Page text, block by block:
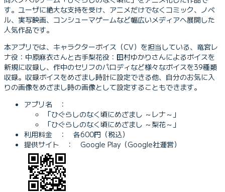
す。ユーザに絶大な支持を受け、アニメだけでなくコミック、ノベ
ル、実写映画、コンシューマゲームなど幅広いメディアへ展開した
人気作品です。
本アプリでは、キャラクターボイス（CV）を担当している、竜宮レ
ナ役：中原麻衣さんと古手梨花役：田村ゆかりさんによるボイスを
新規に収録し、作中のセリフのパロディなど様々なボイスを39種類
収録。収録ボイスをめざまし時計に設定できる他、自分のお気に入
りの画像をめざまし時の画像として設定することもできます。
アプリ名 ：
「ひぐらしのなく頃にめざまし ～レナ～」
「ひぐらしのなく頃にめざまし ～梨花～」
利用料金 ： 各600円（税込）
提供サイト ： Google Play（Google社運営）